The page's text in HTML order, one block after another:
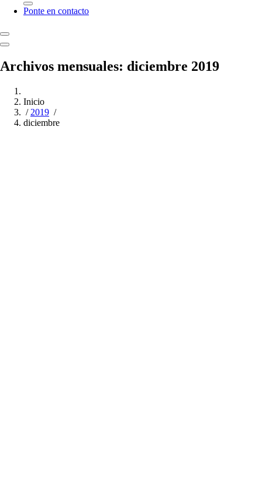
Ponte en contacto
Archivos mensuales: diciembre 2019
Inicio
/ 2019 /
diciembre